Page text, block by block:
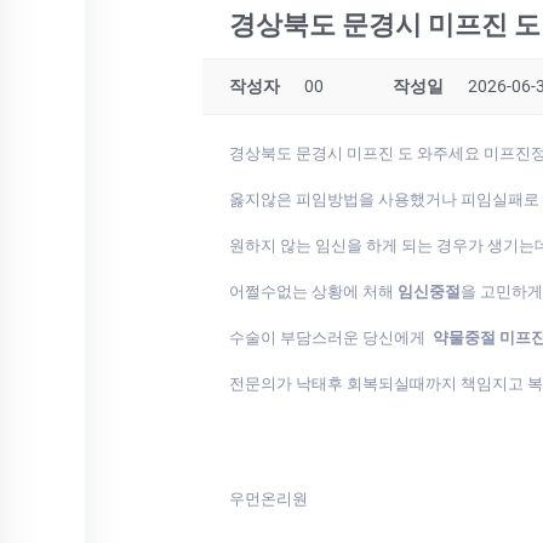
경상북도 문경시 미프진
작성자 00 작성일 2026-06-
경상북도 문경시 미프진 도 와주세요 미프진
옳지않은 피임방법을 사용했거나 피임실패로
원하지 않는 임신을 하게 되는 경우가 생기는
어쩔수없는 상황에 처해 임신중절 을 고민하
수술이 부담스러운 당신에게 약물중절 미프진
전문의가 낙태후 회복되실때까지 책임지고
우먼온리원